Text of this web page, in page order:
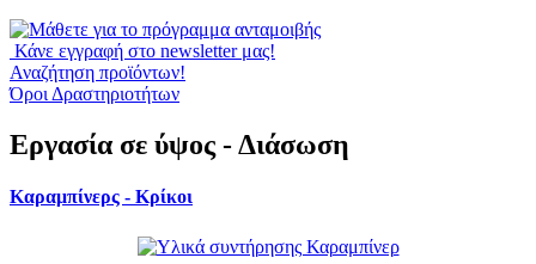
Κάνε εγγραφή στο newsletter μας!
Αναζήτηση προϊόντων!
Όροι Δραστηριοτήτων
Εργασία σε ύψος - Διάσωση
Καραμπίνερς - Κρίκοι